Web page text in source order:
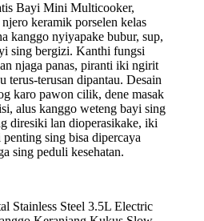
Bayi Mini Multicooker,
keramik porselen kelas
kanggo nyiyapake bubur, sup,
sing bergizi. Kanthi fungsi
njaga panas, piranti iki ngirit
terus-terusan dipantau. Desain
karo pawon cilik, dene masak
alus kanggo weteng bayi sing
diresiki lan dioperasikake, iki
sing bisa dipercaya
sing peduli kesehatan.